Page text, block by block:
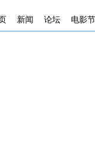
新闻 论坛 电影节